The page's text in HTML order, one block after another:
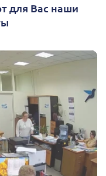
для Вас наши